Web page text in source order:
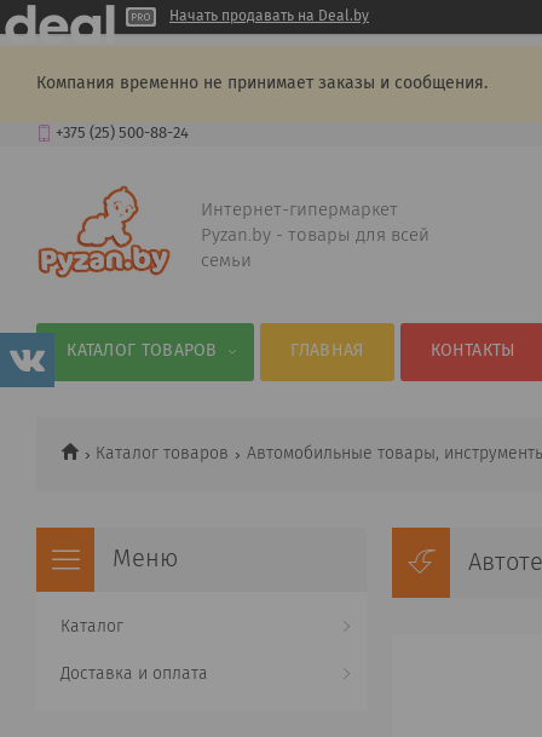
Начать продавать на Deal.by
Компания временно не принимает заказы и сообщения.
+375 (25) 500-88-24
Интернет-гипермаркет
Pyzan.by - товары для всей
семьи
КАТАЛОГ ТОВАРОВ ГЛАВНАЯ КОНТАКТЫ
Каталог товаров Автомобильные товары,
Каталог
Доставка и оплата